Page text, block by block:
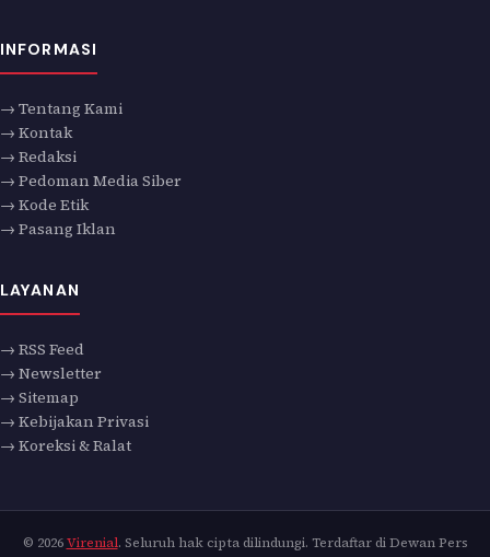
INFORMASI
→ Tentang Kami
→ Kontak
→ Redaksi
→ Pedoman Media Siber
→ Kode Etik
→ Pasang Iklan
LAYANAN
→ RSS Feed
→ Newsletter
→ Sitemap
→ Kebijakan Privasi
→ Koreksi & Ralat
© 2026Virenial. Seluruh hak cipta dilindungi. Terdaftar di Dewan Pers